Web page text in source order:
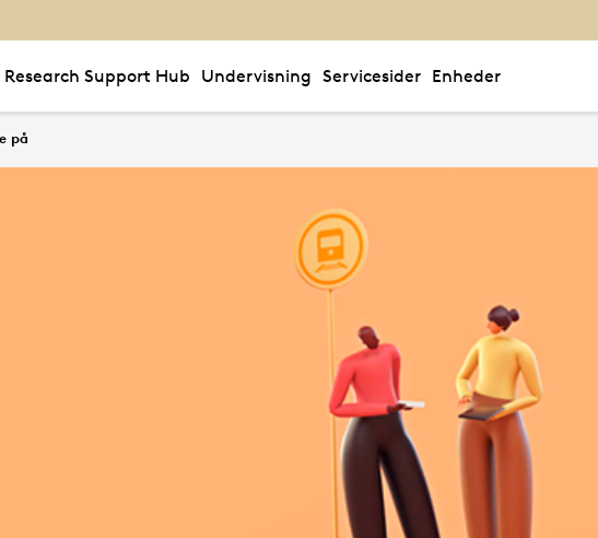
Research Support Hub Undervisning Servicesider Enheder
på